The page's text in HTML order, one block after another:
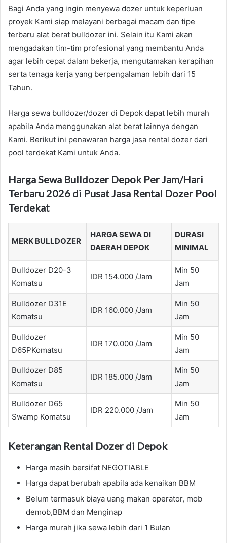
Bagi Anda yang ingin menyewa dozer untuk keperluan
proyek Kami siap melayani berbagai macam dan tipe
terbaru alat berat bulldozer ini. Selain itu Kami akan
mengadakan tim-tim profesional yang membantu Anda
agar lebih cepat dalam bekerja, mengutamakan kerapihan
serta tenaga kerja yang berpengalaman lebih dari 15
Tahun.
Harga sewa bulldozer/dozer di Depok dapat lebih murah
apabila Anda menggunakan alat berat lainnya dengan
Kami. Berikut ini penawaran harga jasa rental dozer dari
pool terdekat Kami untuk Anda.
Harga Sewa Bulldozer Depok Per Jam/Hari
Terbaru 2026 di Pusat Jasa Rental Dozer Pool
Terdekat
MERK BULLDOZER
HARGA SEWA DI
DAERAH DEPOK
DURASI
MINIMAL
Bulldozer D20-3
Komatsu
IDR 154.000 /Jam
Min 50
Jam
Bulldozer D31E
Komatsu
IDR 160.000 /Jam
Min 50
Jam
Bulldozer
D65PKomatsu
IDR 170.000 /Jam
Min 50
Jam
Bulldozer D85
Komatsu
IDR 185.000 /Jam
Min 50
Jam
Bulldozer D65
Swamp Komatsu
IDR 220.000 /Jam
Min 50
Jam
Keterangan Rental Dozer di Depok
Harga masih bersifat NEGOTIABLE
Harga dapat berubah apabila ada kenaikan BBM
Belum termasuk biaya uang makan operator, mob
demob,BBM dan Menginap
Harga murah jika sewa lebih dari 1 Bulan